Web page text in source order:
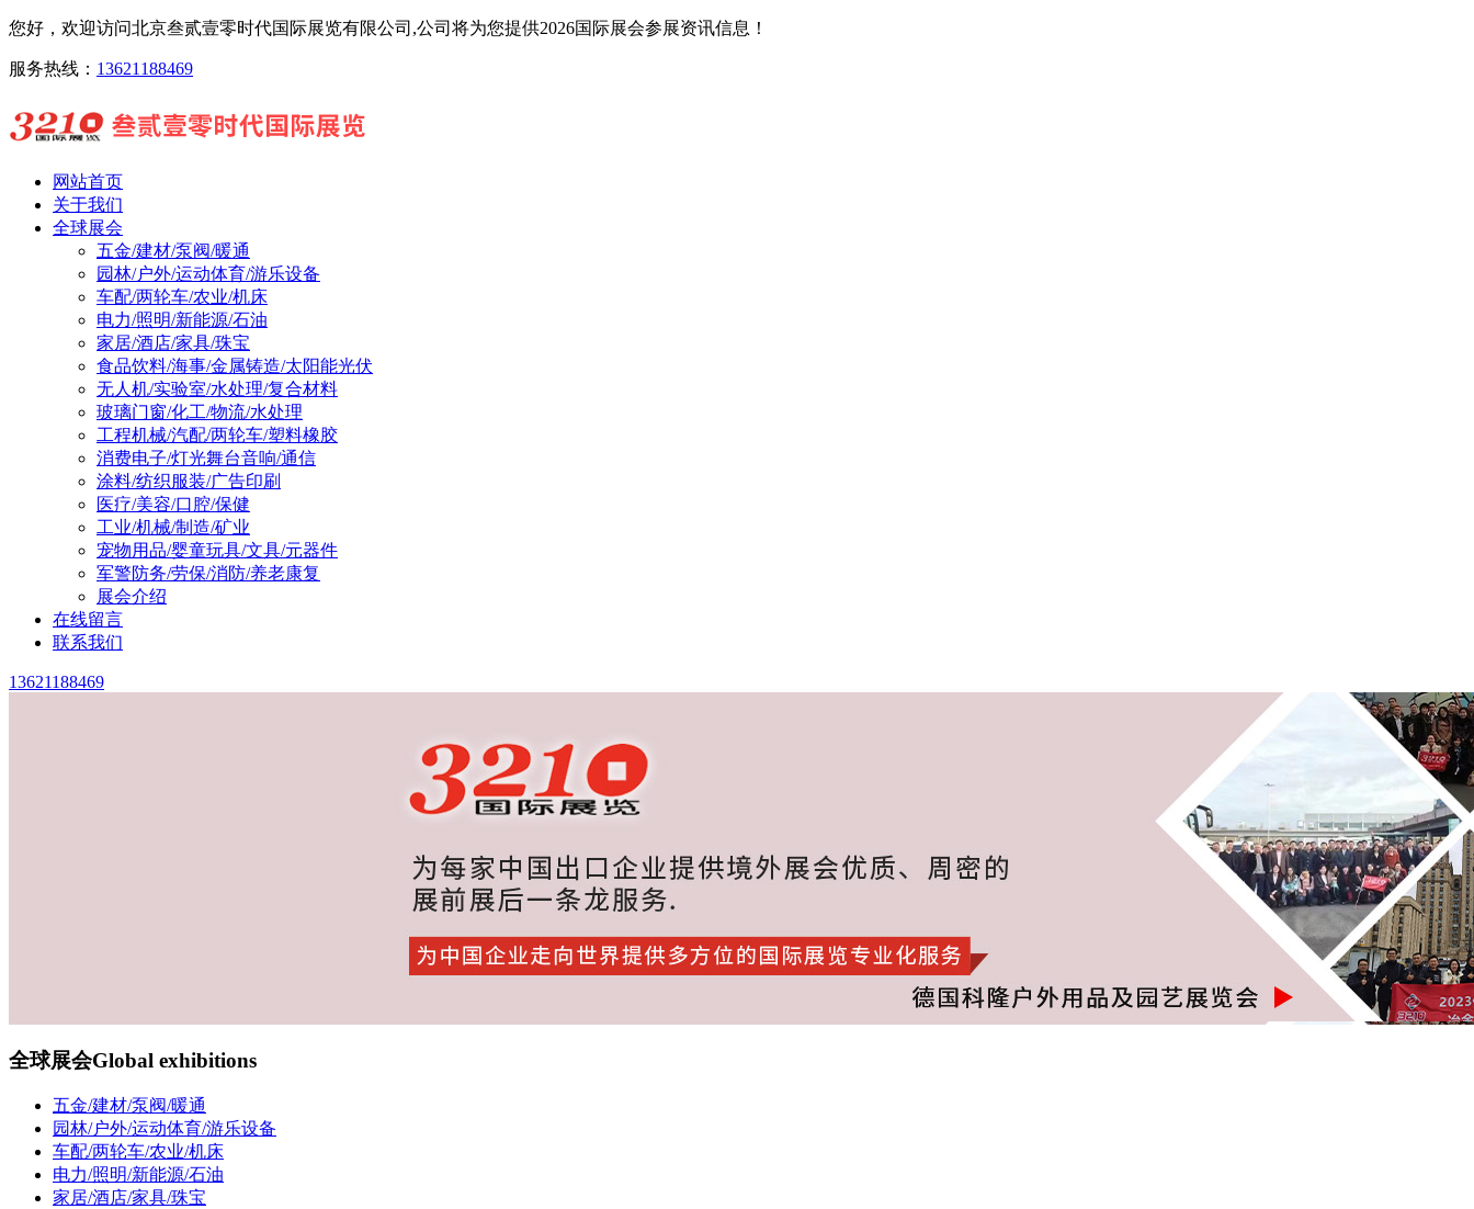
您好，欢迎访问北京叁贰壹零时代国际展览有限公司,公司将为您提供2026国际展会参展资讯信息！
服务热线： 13621188469
网站首页
关于我们
全球展会
五金/建材/泵阀/暖通
园林/户外/运动体育/游乐设备
车配/两轮车/农业/机床
电力/照明/新能源/石油
家居/酒店/家具/珠宝
食品饮料/海事/金属铸造/太阳能光伏
无人机/实验室/水处理/复合材料
玻璃门窗/化工/物流/水处理
工程机械/汽配/两轮车/塑料橡胶
消费电子/灯光舞台音响/通信
涂料/纺织服装/广告印刷
医疗/美容/口腔/保健
工业/机械/制造/矿业
宠物用品/婴童玩具/文具/元器件
军警防务/劳保/消防/养老康复
展会介绍
在线留言
联系我们
13621188469
全球展会Global exhibitions
五金/建材/泵阀/暖通
园林/户外/运动体育/游乐设备
车配/两轮车/农业/机床
电力/照明/新能源/石油
家居/酒店/家具/珠宝